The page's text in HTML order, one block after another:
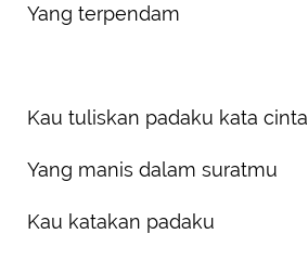
Yang terpendam
Kau tuliskan padaku kata cinta
Yang manis dalam suratmu
Kau katakan padaku